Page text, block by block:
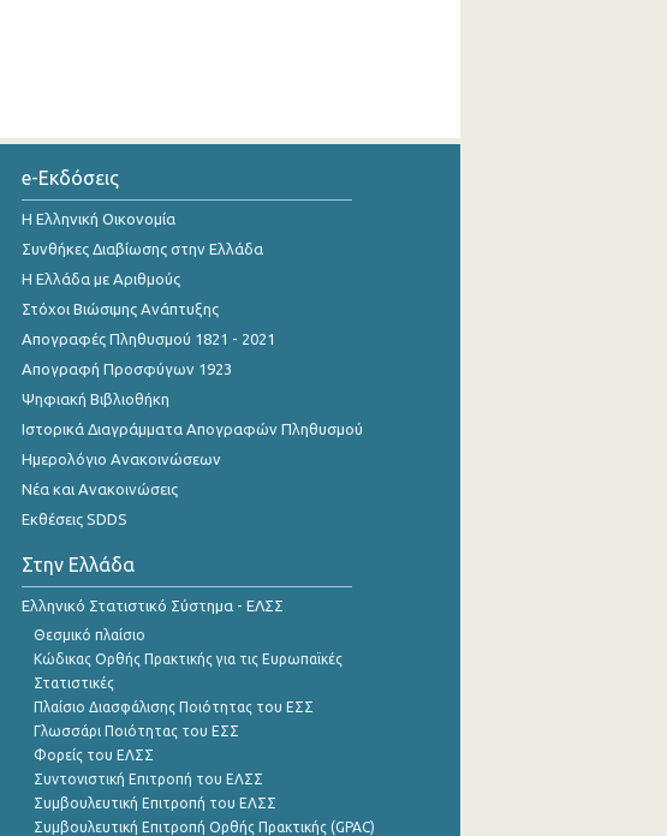
e-Εκδόσεις
Η Ελληνική Οικονομία
Συνθήκες Διαβίωσης στην Ελλάδα
Η Ελλάδα με Αριθμούς
Στόχοι Βιώσιμης Ανάπτυξης
Απογραφές Πληθυσμού 1821 - 2021
Απογραφή Προσφύγων 1923
Ψηφιακή Βιβλιοθήκη
Ιστορικά Διαγράμματα Απογραφών Πληθυσμού
Ημερολόγιο Ανακοινώσεων
Νέα και Ανακοινώσεις
Εκθέσεις SDDS
Στην Ελλάδα
Ελληνικό Στατιστικό Σύστημα - ΕΛΣΣ
Θεσμικό πλαίσιο
Κώδικας Ορθής Πρακτικής για τις Ευρωπαϊκές
Στατιστικές
Πλαίσιο Διασφάλισης Ποιότητας του ΕΣΣ
Γλωσσάρι Ποιότητας του ΕΣΣ
Φορείς του ΕΛΣΣ
Συντονιστική Επιτροπή του ΕΛΣΣ
Συμβουλευτική Επιτροπή του ΕΛΣΣ
Συμβουλευτική Επιτροπή Ορθής Πρακτικής (GPAC)